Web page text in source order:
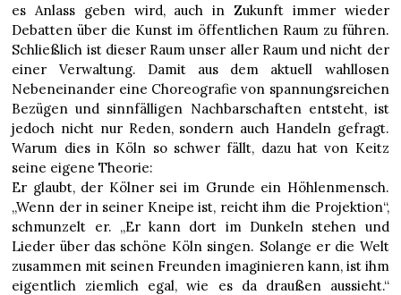
es Anlass geben wird, auch in Zukunft immer wieder
Debatten über die Kunst im öffentlichen Raum zu führen.
Schließlich ist dieser Raum unser aller Raum und nicht der
einer Verwaltung. Damit aus dem aktuell wahllosen
Nebeneinander eine Choreografie von spannungsreichen
Bezügen und sinnfälligen Nachbarschaften entsteht, ist
jedoch nicht nur Reden, sondern auch Handeln gefragt.
Warum dies in Köln so schwer fällt, dazu hat von Keitz
seine eigene Theorie:
Er glaubt, der Kölner sei im Grunde ein Höhlenmensch.
„Wenn der in seiner Kneipe ist, reicht ihm die Projektion“,
schmunzelt er. „Er kann dort im Dunkeln stehen und
Lieder über das schöne Köln singen. Solange er die Welt
zusammen mit seinen Freunden imaginieren kann, ist ihm
eigentlich ziemlich egal, wie es da draußen aussieht.“